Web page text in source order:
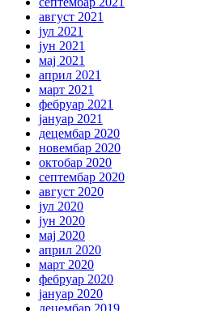
август 2021
јул 2021
јун 2021
мај 2021
април 2021
март 2021
фебруар 2021
јануар 2021
децембар 2020
новембар 2020
октобар 2020
септембар 2020
август 2020
јул 2020
јун 2020
мај 2020
април 2020
март 2020
фебруар 2020
јануар 2020
децембар 2019